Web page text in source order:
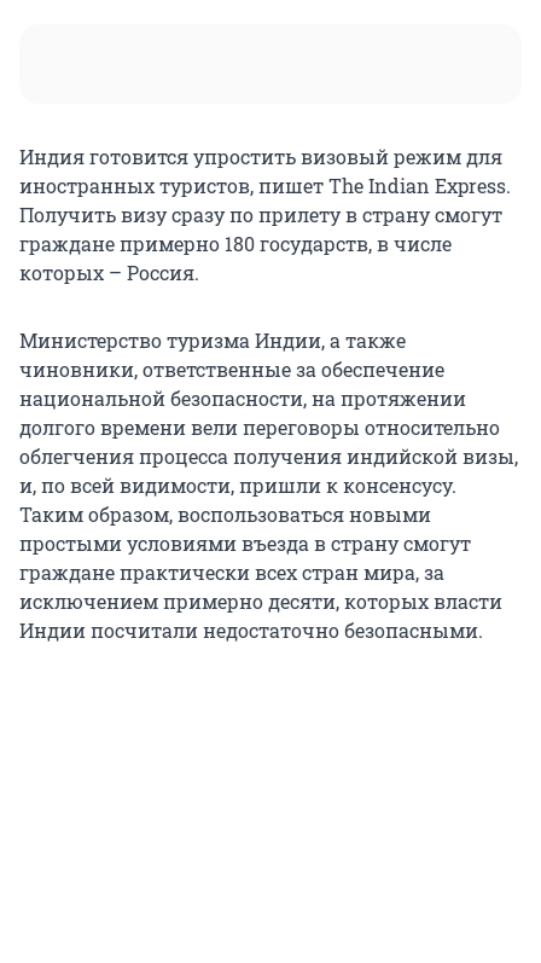
Индия готовится упростить визовый режим для
иностранных туристов, пишет The Indian Express.
Получить визу сразу по прилету в страну смогут
граждане примерно 180 государств, в числе
которых – Россия.
Министерство туризма Индии, а также
чиновники, ответственные за обеспечение
национальной безопасности, на протяжении
долгого времени вели переговоры относительно
облегчения процесса получения индийской визы,
и, по всей видимости, пришли к консенсусу.
Таким образом, воспользоваться новыми
простыми условиями въезда в страну смогут
граждане практически всех стран мира, за
исключением примерно десяти, которых власти
Индии посчитали недостаточно безопасными.